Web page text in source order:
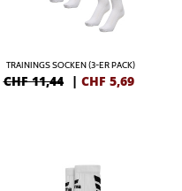
TRAININGS SOCKEN (3-ER PACK)
CHF 11,44 | CHF 5,69